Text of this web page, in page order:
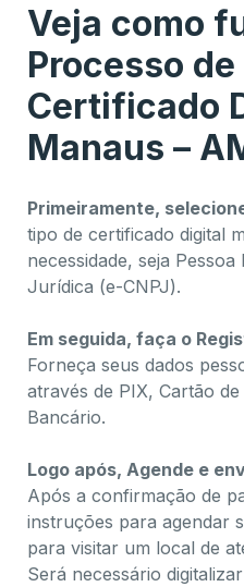
Veja como
Processo
Certificado
Manaus –
Primeiramente,
tipo de certificado digital
necessidade, seja
Jurídica (e-CNPJ).
Em seguida, faça o
Forneça seus dados
através de PIX, Cartão
Bancário.
Logo após, Agende e
Após a confirmação de
instruções para agendar
para visitar um local de
Será necessário